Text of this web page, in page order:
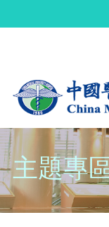
主題專